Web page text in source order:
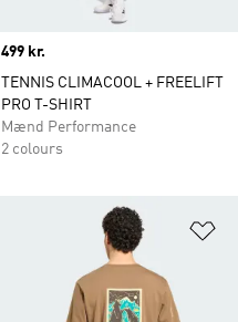
Price
499 kr.
TENNIS CLIMACOOL + FREELIFT
PRO T-SHIRT
Mænd Performance
2 colours